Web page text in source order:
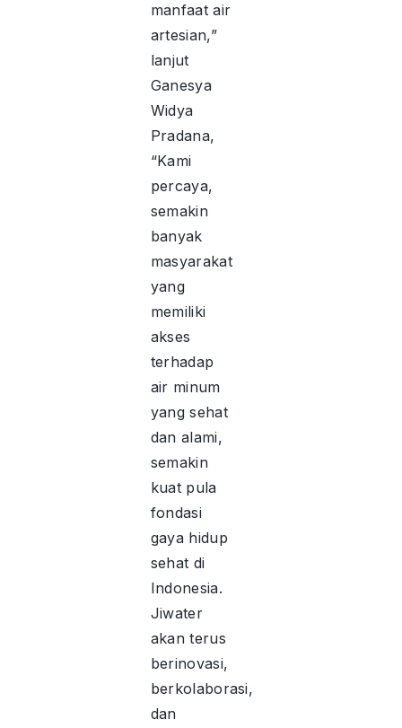
manfaat air
artesian,”
lanjut
Ganesya
Widya
Pradana,
“Kami
percaya,
semakin
banyak
masyarakat
yang
memiliki
akses
terhadap
air minum
yang sehat
dan alami,
semakin
kuat pula
fondasi
gaya hidup
sehat di
Indonesia.
Jiwater
akan terus
berinovasi,
berkolaborasi,
dan